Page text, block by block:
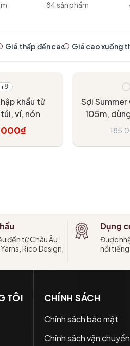
84 sản phẩm
Giá thấp đến cao Giá cao xuống
+8
khẩu từ
ví, nón
Sợi
105m,
đến từ Châu Âu
Rico Design,
Dụng
Được
nổi tiếng
TÔI CHÍNH SÁCH
Chính sách bảo mật
Chính sách vận